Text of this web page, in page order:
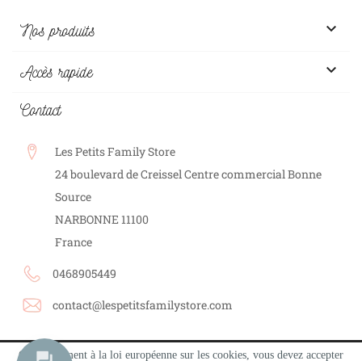
Conformément à la loi européenne sur les cookies, vous devez accepter
Nos produits 
Accès rapide 
Contact
Les Petits Family Store
24 boulevard de Creissel Centre commercial Bonne
Source
NARBONNE 11100
France
0468905449
contact@lespetitsfamilystore.com